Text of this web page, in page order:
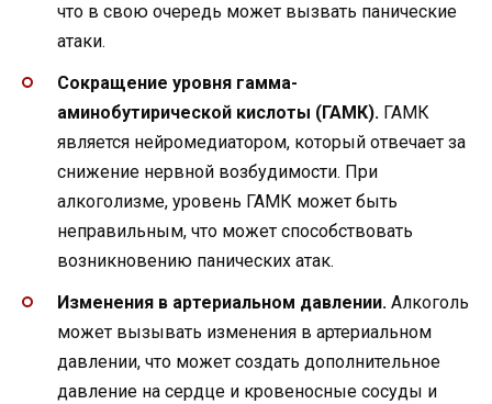
что в свою очередь может вызвать панические
атаки.
Сокращение уровня гамма-
аминобутирической кислоты (ГАМК). ГАМК
является нейромедиатором, который отвечает за
снижение нервной возбудимости. При
алкоголизме, уровень ГАМК может быть
неправильным, что может способствовать
возникновению панических атак.
Изменения в артериальном давлении. Алкоголь
может вызывать изменения в артериальном
давлении, что может создать дополнительное
давление на сердце и кровеносные сосуды и